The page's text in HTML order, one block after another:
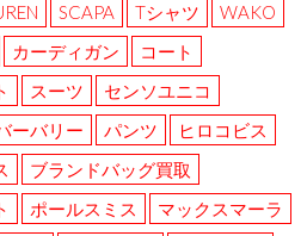
SCAPA Tシャツ
WAKO
カーディガン
コート
スーツ
センソユニコ
ーバリー パンツ
ヒロコビス
ブランドバッグ買取
ポールスミス
マックスマーラ